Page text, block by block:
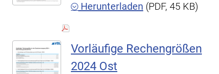
Herunterladen (PDF, 45 KB)
Vorläufige Rechengrößen
2024 Ost